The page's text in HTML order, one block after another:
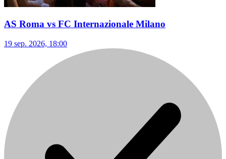
AS Roma vs FC Internazionale Milano
19 sep. 2026, 18:00